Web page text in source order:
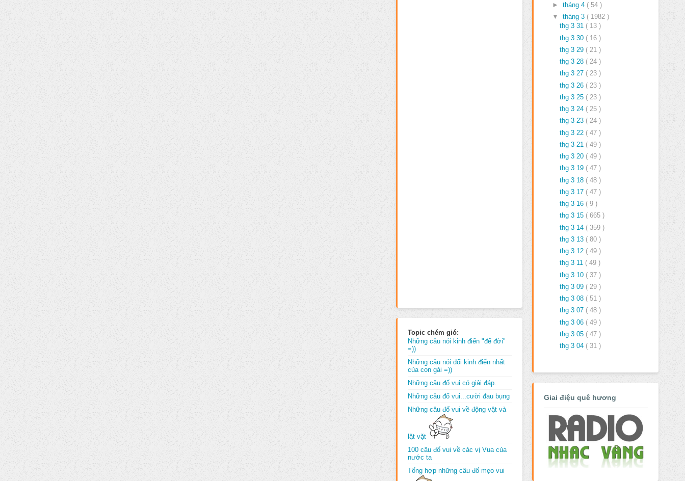
Topic chém gió:
Những câu nói kinh điển "để đời"
=))
Những câu nói dối kinh điển nhất
của con gái =))
Những câu đố vui có giải đáp.
Những câu đố vui...cười đau bụng
Những câu đố vui về động vật và
lặt vặt
100 câu đố vui về các vị Vua của
nước ta
Tổng hợp những câu đố mẹo vui
► tháng 4 ( 54 )
▼ tháng 3 ( 1982 )
thg 3 31 ( 13 )
thg 3 30 ( 16 )
thg 3 29 ( 21 )
thg 3 28 ( 24 )
thg 3 27 ( 23 )
thg 3 26 ( 23 )
thg 3 25 ( 23 )
thg 3 24 ( 25 )
thg 3 23 ( 24 )
thg 3 22 ( 47 )
thg 3 21 ( 49 )
thg 3 20 ( 49 )
thg 3 19 ( 47 )
thg 3 18 ( 48 )
thg 3 17 ( 47 )
thg 3 16 ( 9 )
thg 3 15 ( 665 )
thg 3 14 ( 359 )
thg 3 13 ( 80 )
thg 3 12 ( 49 )
thg 3 11 ( 49 )
thg 3 10 ( 37 )
thg 3 09 ( 29 )
thg 3 08 ( 51 )
thg 3 07 ( 48 )
thg 3 06 ( 49 )
thg 3 05 ( 47 )
thg 3 04 ( 31 )
Giai điệu quê hương